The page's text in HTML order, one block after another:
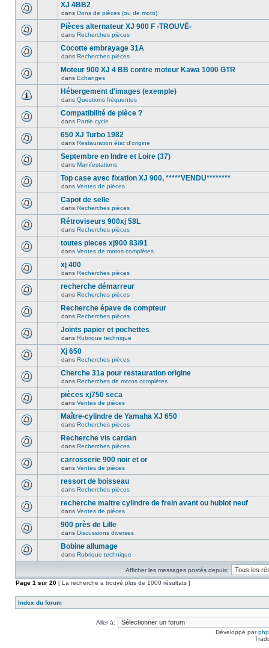
XJ 4BB2
dans Dons de pièces (ou de moto)
Pièces alternateur XJ 900 F -TROUVÉ-
dans Recherches pièces
Cocotte embrayage 31A
dans Recherches pièces
Moteur 900 XJ 4 BB contre moteur Kawa 1000 GTR
dans Echanges
Hébergement d'images (exemple)
dans Questions fréquentes
Compatibilité de pièce ?
dans Partie cycle
650 XJ Turbo 1982
dans Restauration état d'origine
Septembre en Indre et Loire (37)
dans Manifestations
Top case avec fixation XJ 900, *****VENDU********
dans Ventes de pièces
Capot de selle
dans Recherches pièces
Rétroviseurs 900xj 58L
dans Recherches pièces
toutes pieces xj900 83/91
dans Ventes de motos complètes
xj 400
dans Recherches pièces
recherche démarreur
dans Recherches pièces
Recherche épave de compteur
dans Recherches pièces
Joints papier et pochettes
dans Rubrique technique
Xj 650
dans Recherches pièces
Cherche 31a pour restauration origine
dans Recherches de motos complètes
pièces xj750 seca
dans Ventes de pièces
Maître-cylindre de Yamaha XJ 650
dans Recherches pièces
Recherche vis cardan
dans Recherches pièces
carrosserie 900 noir et or
dans Ventes de pièces
ressort de boisseau
dans Recherches pièces
recherche maitre cylindre de frein avant ou hublot neuf
dans Ventes de pièces
900 près de Lille
dans Discussions diverses
Bobine allumage
dans Rubrique technique
Afficher les messages postés depuis:
Page 1 sur 20 [ La recherche a trouvé plus de 1000 résultats ]
Index du forum
Aller à:
Développé par